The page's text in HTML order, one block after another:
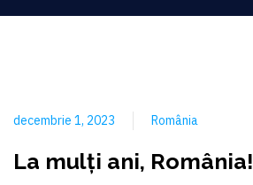
decembrie 1, 2023 România
La mulți ani, România!